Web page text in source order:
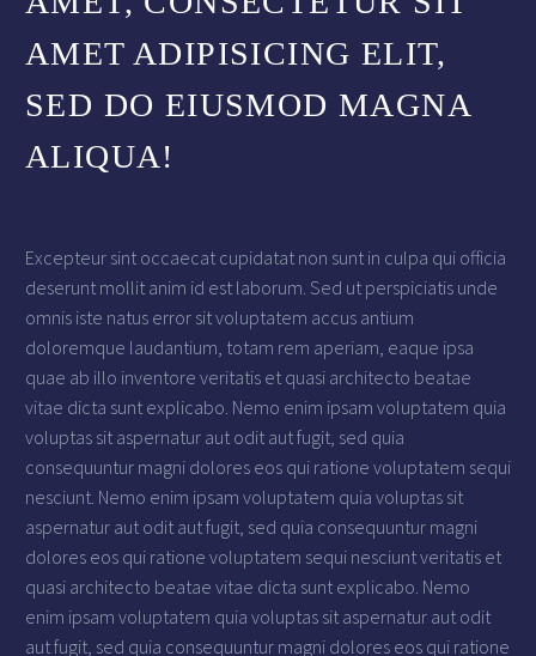
AMET ADIPISICING ELIT,
SED DO EIUSMOD MAGNA
ALIQUA!
Excepteur sint occaecat cupidatat non sunt in culpa qui officia
deserunt mollit anim id est laborum. Sed ut perspiciatis unde
omnis iste natus error sit voluptatem accus antium
doloremque laudantium, totam rem aperiam, eaque ipsa
quae ab illo inventore veritatis et quasi architecto beatae
vitae dicta sunt explicabo. Nemo enim ipsam voluptatem quia
voluptas sit aspernatur aut odit aut fugit, sed quia
consequuntur magni dolores eos qui ratione voluptatem sequi
nesciunt. Nemo enim ipsam voluptatem quia voluptas sit
aspernatur aut odit aut fugit, sed quia consequuntur magni
dolores eos qui ratione voluptatem sequi nesciunt veritatis et
quasi architecto beatae vitae dicta sunt explicabo. Nemo
enim ipsam voluptatem quia voluptas sit aspernatur aut odit
aut fugit, sed quia consequuntur magni dolores eos qui ratione